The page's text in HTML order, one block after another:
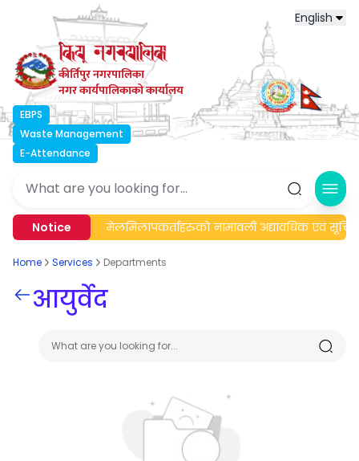
English
कीर्तिपुर नगरपालिका
नगर कार्यपालिकाको कार्यालय
EBPS
Waste Management
E-Attendance
Notice
सूचना। मेलमिलापकर्ताहरुको नामावली अद्यावधिक एवं
Home Services Departments
आयुर्वेद